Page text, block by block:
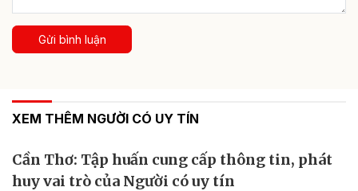
Gửi bình luận
XEM THÊM NGƯỜI CÓ UY TÍN
Cần Thơ: Tập huấn cung cấp thông tin, phát
huy vai trò của Người có uy tín